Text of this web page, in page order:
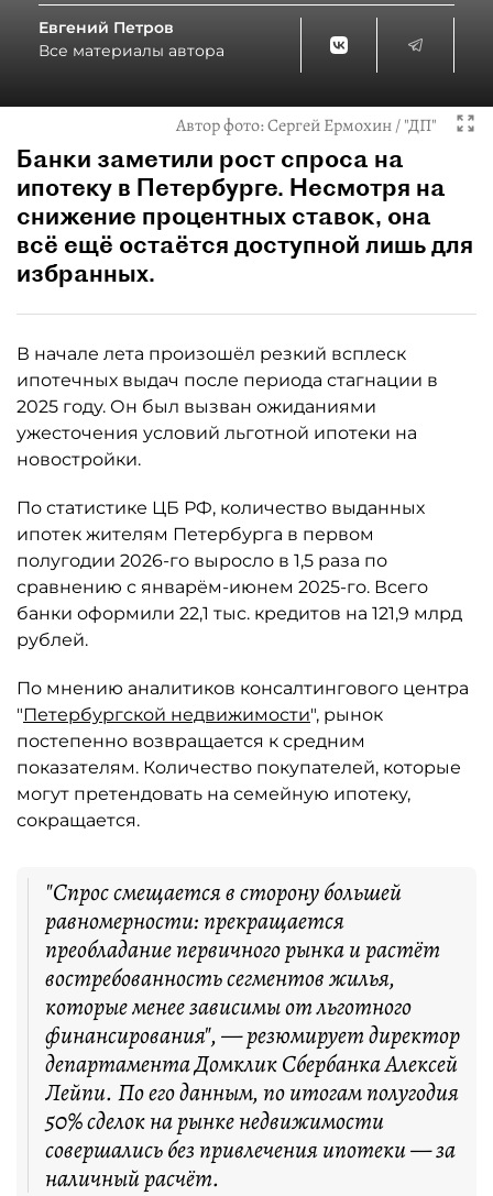
Евгений Петров
Все материалы автора
Автор фото:Сергей Ермохин / "ДП"
Банки заметили рост спроса на
ипотеку в Петербурге. Несмотря на
снижение процентных ставок, она
всё ещё остаётся доступной лишь для
избранных.
В начале лета произошёл резкий всплеск
ипотечных выдач после периода стагнации в
2025 году. Он был вызван ожиданиями
ужесточения условий льготной ипотеки на
новостройки.
По статистике ЦБ РФ, количество выданных
ипотек жителям Петербурга в первом
полугодии 2026-го выросло в 1,5 раза по
сравнению с январём-июнем 2025-го. Всего
банки оформили 22,1 тыс. кредитов на 121,9 млрд
рублей.
По мнению аналитиков консалтингового центра
"Петербургской недвижимости", рынок
постепенно возвращается к средним
показателям. Количество покупателей, которые
могут претендовать на семейную ипотеку,
сокращается.
"Спрос смещается в сторону большей
равномерности: прекращается
преобладание первичного рынка и растёт
востребованность сегментов жилья,
которые менее зависимы от льготного
финансирования", — резюмирует директор
департамента Домклик Сбербанка Алексей
Лейпи. По его данным, по итогам полугодия
50% сделок на рынке недвижимости
совершались без привлечения ипотеки — за
наличный расчёт.